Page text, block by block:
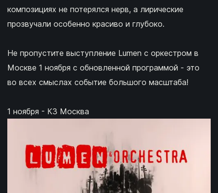
композициях не потерялся нерв, а лирические
прозвучали особенно красиво и глубоко.
Не пропустите выступление Lumen с оркестром в
Москве 1 ноября с обновленной программой - это
во всех смыслах событие большого масштаба!
1 ноября - КЗ Москва